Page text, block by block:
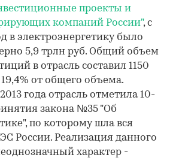
проекты и
компаний России", c
в электроэнергетику было
5,9 трлн руб. Общий объем
в отрасль составил 1150
от общего объема.
года отрасль отметила 10-
закона №35 "Об
по которому шла вся
России. Реализация данного
характер -